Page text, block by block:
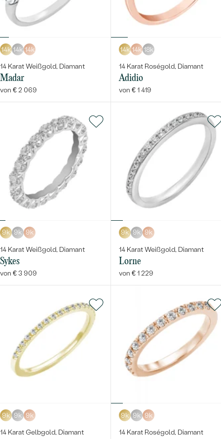
14k 14k 14k
14 Karat Weißgold, Diamant
Madar
von € 2 069
14k 14k 18k
14 Karat Roségold, Diamant
Adidio
von € 1 419
9k 9k 9k
14 Karat Weißgold, Diamant
Sykes
von € 3 909
9k 9k 9k
14 Karat Weißgold, Diamant
Lorne
von € 1 229
9k 9k 9k
14 Karat Gelbgold, Diamant
9k 9k 9k
14 Karat Roségold, Diamant